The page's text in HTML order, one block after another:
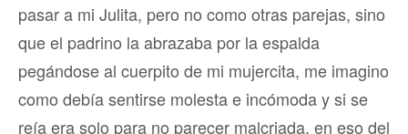
pasar a mi Julita, pero no como otras parejas, sino
que el padrino la abrazaba por la espalda
pegándose al cuerpito de mi mujercita, me imagino
como debía sentirse molesta e incómoda y si se
reía era solo para no parecer malcriada, en eso del